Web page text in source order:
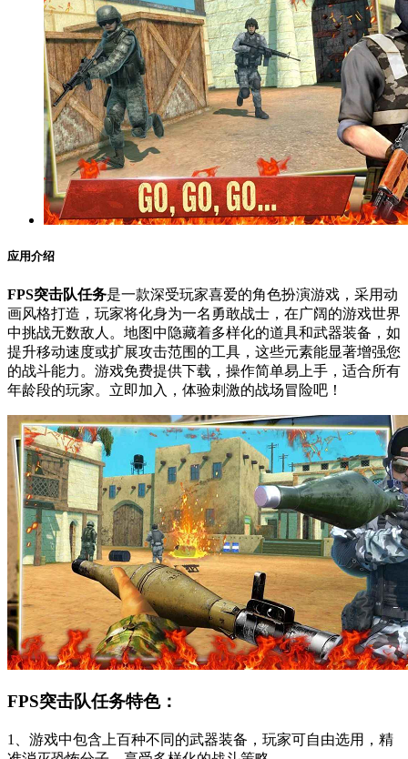
应用介绍
FPS突击队任务是一款深受玩家喜爱的角色扮演游戏，采用动
画风格打造，玩家将化身为一名勇敢战士，在广阔的游戏世界
中挑战无数敌人。地图中隐藏着多样化的道具和武器装备，如
提升移动速度或扩展攻击范围的工具，这些元素能显著增强您
的战斗能力。游戏免费提供下载，操作简单易上手，适合所有
年龄段的玩家。立即加入，体验刺激的战场冒险吧！
FPS突击队任务特色：
1、游戏中包含上百种不同的武器装备，玩家可自由选用，精